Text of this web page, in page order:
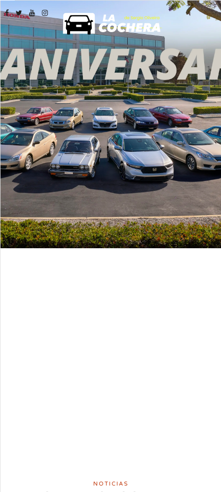
NOTICIAS